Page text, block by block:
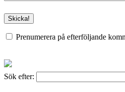
Prenumerera på efterföljande
Sök efter: